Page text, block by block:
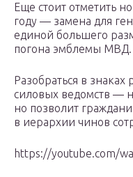
Еще стоит отметить
году — замена для
единой большего
погона эмблемы МВД.
Разобраться в знаках
силовых ведомств —
но позволит
в иерархии чинов
https://youtube.com/